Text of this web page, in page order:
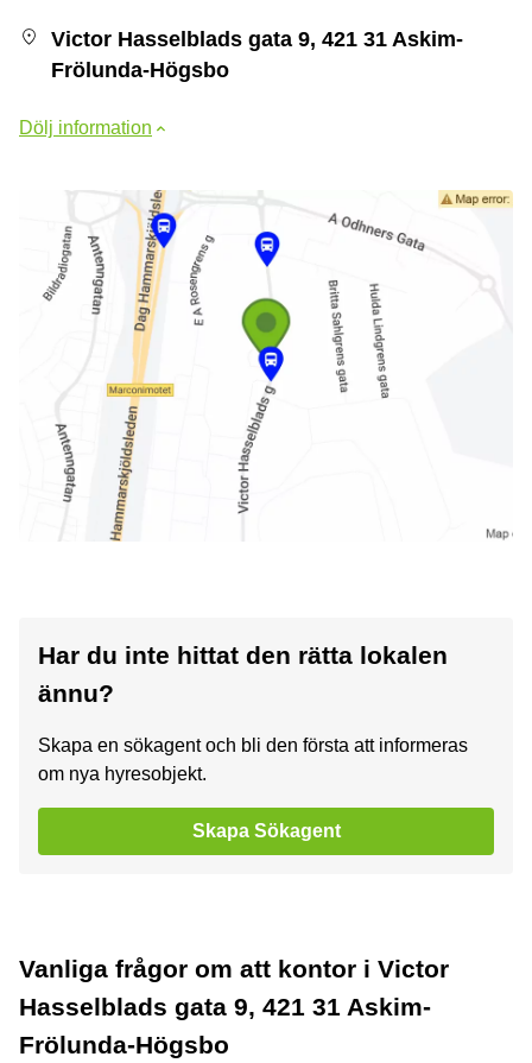
Victor Hasselblads gata 9, 421 31 Askim-
Frölunda-Högsbo
Dölj information
Har du inte hittat den rätta lokalen
ännu?
Skapa en sökagent och bli den första att informeras
om nya hyresobjekt.
Skapa Sökagent
Vanliga frågor om att kontor i Victor
Hasselblads gata 9, 421 31 Askim-
Frölunda-Högsbo